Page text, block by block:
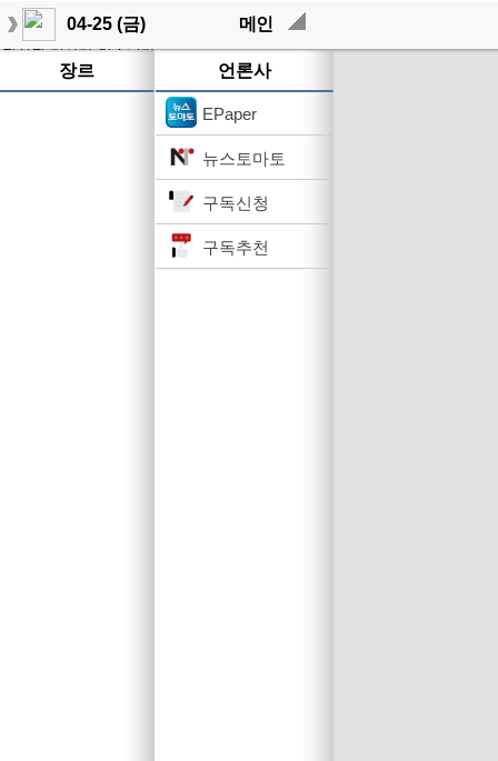
04-25 (금) 메인
장르 언론사
EPaper
뉴스토마토
구독신청
구독추천
작성된 기사가 없습니다.